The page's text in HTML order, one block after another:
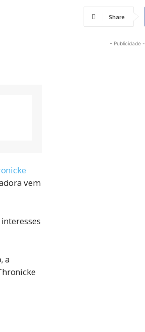
Share
vem
a
- Publicidade -